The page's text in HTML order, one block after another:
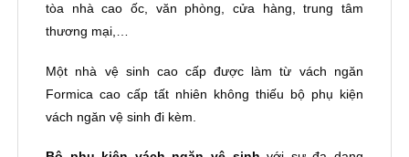
tòa nhà cao ốc, văn phòng, cửa hàng, trung tâm
thương mại,…
Một nhà vệ sinh cao cấp được làm từ vách ngăn
Formica cao cấp tất nhiên không thiếu bộ phụ kiện
vách ngăn vệ sinh đi kèm.